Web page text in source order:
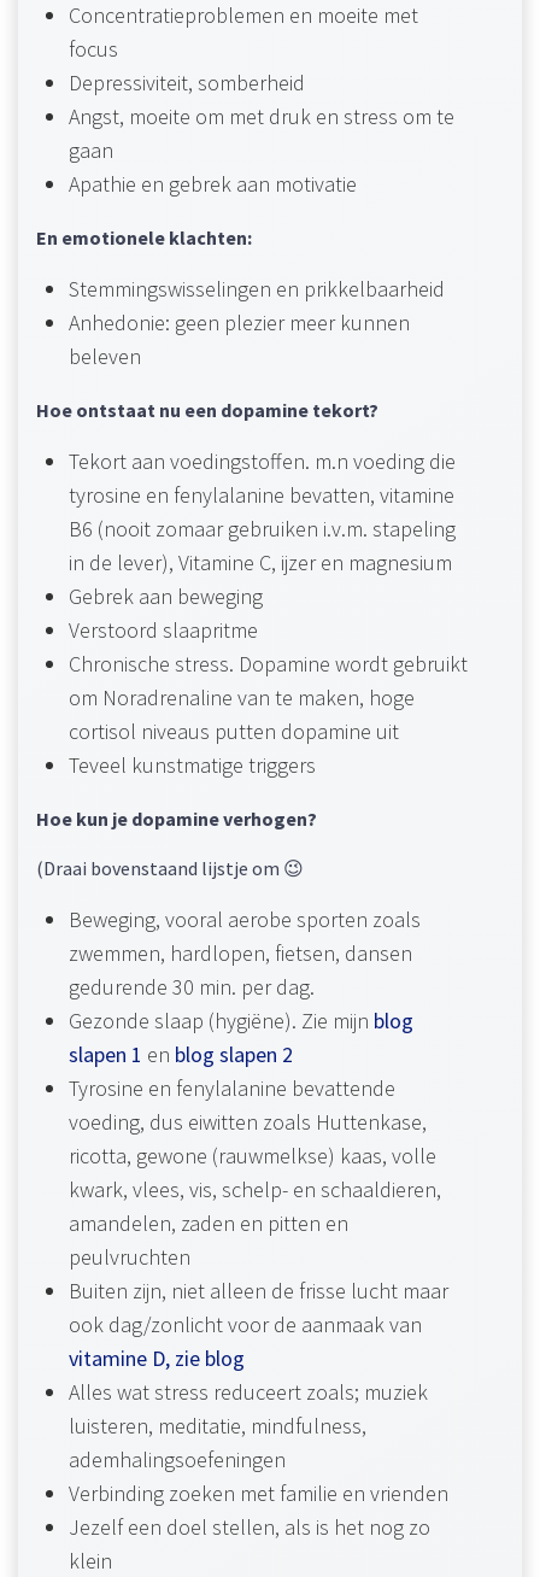
Concentratieproblemen en moeite met
focus
Depressiviteit, somberheid
Angst, moeite om met druk en stress om te
gaan
Apathie en gebrek aan motivatie
En emotionele klachten:
Stemmingswisselingen en prikkelbaarheid
Anhedonie: geen plezier meer kunnen
beleven
Hoe ontstaat nu een dopamine tekort?
Tekort aan voedingstoffen. m.n voeding die
tyrosine en fenylalanine bevatten, vitamine
B6 (nooit zomaar gebruiken i.v.m. stapeling
in de lever), Vitamine C, ijzer en magnesium
Gebrek aan beweging
Verstoord slaapritme
Chronische stress. Dopamine wordt gebruikt
om Noradrenaline van te maken, hoge
cortisol niveaus putten dopamine uit
Teveel kunstmatige triggers
Hoe kun je dopamine verhogen?
(Draai bovenstaand lijstje om 😉
Beweging, vooral aerobe sporten zoals
zwemmen, hardlopen, fietsen, dansen
gedurende 30 min. per dag.
Gezonde slaap (hygiëne). Zie mijn blog
slapen 1 en blog slapen 2
Tyrosine en fenylalanine bevattende
voeding, dus eiwitten zoals Huttenkase,
ricotta, gewone (rauwmelkse) kaas, volle
kwark, vlees, vis, schelp- en schaaldieren,
amandelen, zaden en pitten en
peulvruchten
Buiten zijn, niet alleen de frisse lucht maar
ook dag/zonlicht voor de aanmaak van
vitamine D, zie blog
Alles wat stress reduceert zoals; muziek
luisteren, meditatie, mindfulness,
ademhalingsoefeningen
Verbinding zoeken met familie en vrienden
Jezelf een doel stellen, als is het nog zo
klein